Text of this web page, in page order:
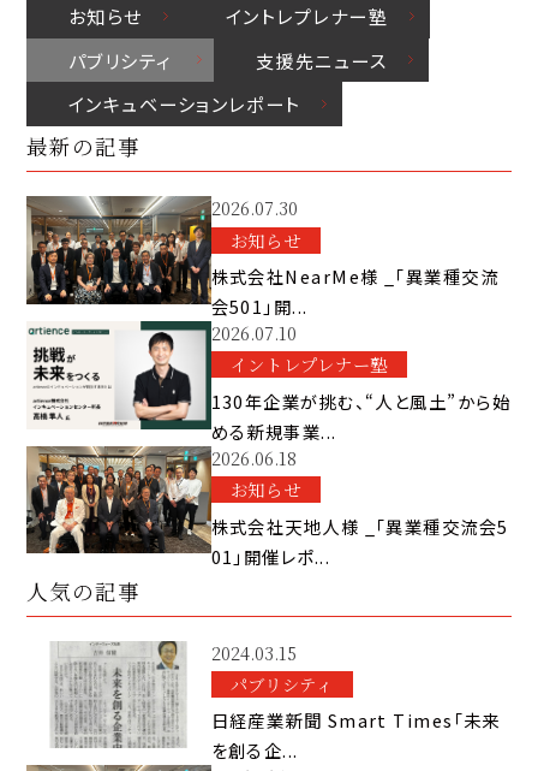
お知らせ
イントレプレナー塾
パブリシティ
⽀援先ニュース
インキュベーションレポート
最新の記事
2026.07.30
お知らせ
株式会社NearMe様 _「異業種交流
会501」開...
2026.07.10
イントレプレナー塾
130年企業が挑む、“人と風土”から始
める新規事業...
2026.06.18
お知らせ
株式会社天地人様 _「異業種交流会5
01」開催レポ...
人気の記事
2024.03.15
パブリシティ
日経産業新聞 Smart Times「未来
を創る企...